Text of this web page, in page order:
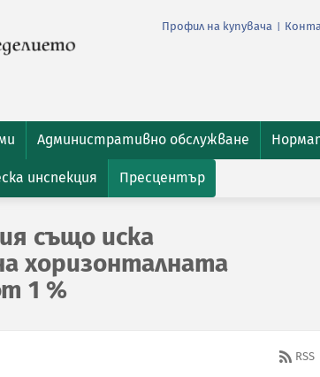
Профил на купувача
Административно обслужване
инспекция Пресцентър
също иска
хоризонталната
1 %
RSS